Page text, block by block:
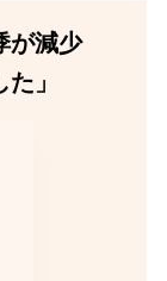
が減少
」